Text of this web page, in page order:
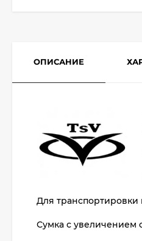
ОПИСАНИЕ
Для транспортировки
Сумка с увеличением